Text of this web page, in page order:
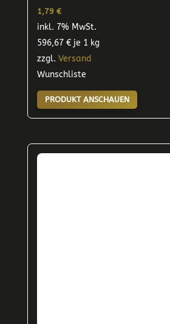
1,79 €
inkl. 7% MwSt.
596,67 €je 1 kg
zzgl. Versand
Wunschliste
PRODUKT ANSCHAUEN